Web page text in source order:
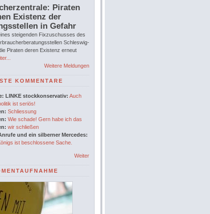
Piraten
Existenz der
in Gefahr
steigenden Fixzuschusses des
Schleswig-
Piraten deren Existenz erneut
Weitere Meldungen
KOMMENTARE
LINKE stockkonservativ: Auch
ist seriös!
Schliessung
Wie schade! Gern habe ich das
wir schließen
und ein silberner Mercedes:
ist beschlossene Sache.
Weiter